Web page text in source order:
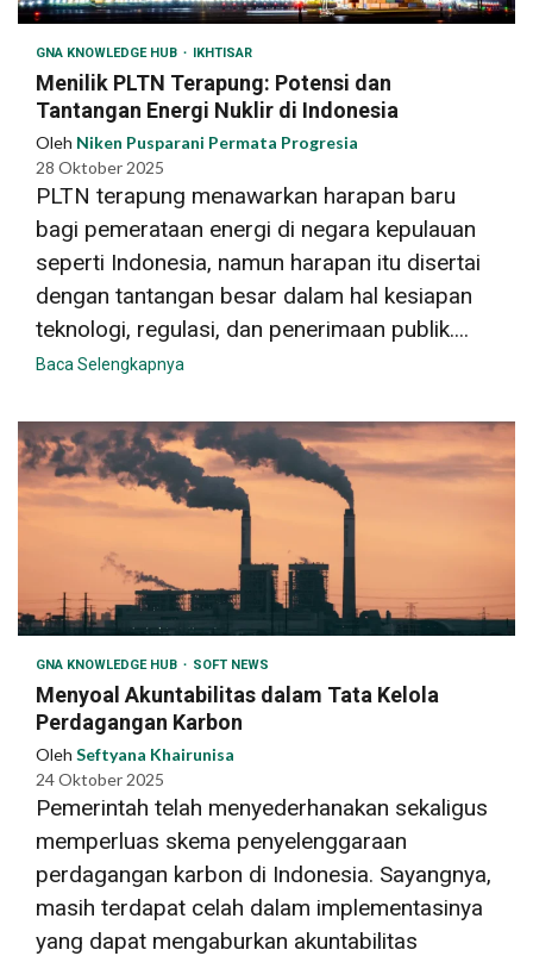
GNA KNOWLEDGE HUB IKHTISAR
Menilik PLTN Terapung: Potensi dan
Tantangan Energi Nuklir di Indonesia
Oleh Niken Pusparani Permata Progresia
28 Oktober 2025
PLTN terapung menawarkan harapan baru
bagi pemerataan energi di negara kepulauan
seperti Indonesia, namun harapan itu disertai
dengan tantangan besar dalam hal kesiapan
teknologi, regulasi, dan penerimaan publik....
Baca Selengkapnya
GNA KNOWLEDGE HUB SOFT NEWS
Menyoal Akuntabilitas dalam Tata Kelola
Perdagangan Karbon
Oleh Seftyana Khairunisa
24 Oktober 2025
Pemerintah telah menyederhanakan sekaligus
memperluas skema penyelenggaraan
perdagangan karbon di Indonesia. Sayangnya,
masih terdapat celah dalam implementasinya
yang dapat mengaburkan akuntabilitas